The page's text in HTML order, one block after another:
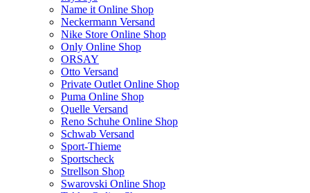
Name it Online Shop
Neckermann Versand
Nike Store Online Shop
Only Online Shop
ORSAY
Otto Versand
Private Outlet Online Shop
Puma Online Shop
Quelle Versand
Reno Schuhe Online Shop
Schwab Versand
Sport-Thieme
Sportscheck
Strellson Shop
Swarovski Online Shop